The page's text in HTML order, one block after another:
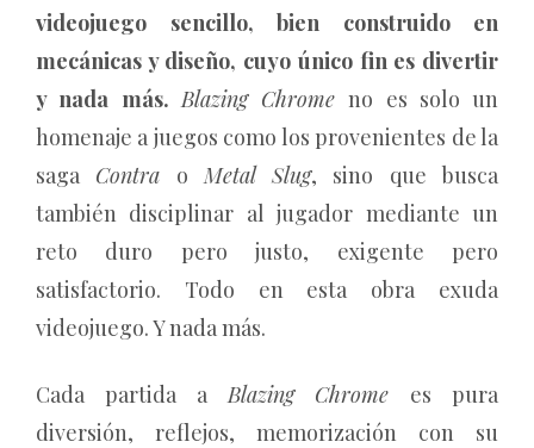
videojuego sencillo, bien construido en
mecánicas y diseño, cuyo único fin es divertir
y nada más.Blazing Chromeno es solo un
homenaje a juegos como los provenientes de la
saga Contra oMetal Slug, sino que busca
también disciplinar al jugador mediante un
reto duro pero justo, exigente pero
satisfactorio. Todo en esta obra exuda
videojuego. Y nada más.
Cada partida aBlazing Chrome es pura
diversión, reflejos, memorización con su